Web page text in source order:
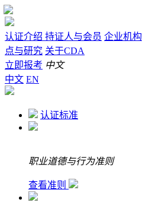
认证介绍 持证人与会员 企业机构
点与研究 关于CDA
立即报考 中文
中文 EN
认证标准
职业道德与行为准则
查看准则